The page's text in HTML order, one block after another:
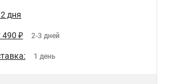
дня
490 ₽ 2-3 дней
1 день